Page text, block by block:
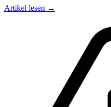
Artikel lesen →